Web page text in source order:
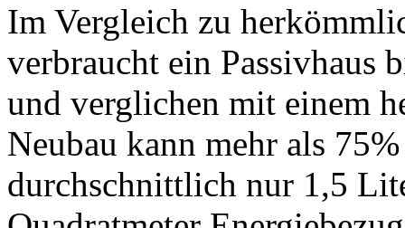
Im Vergleich zu
verbraucht ein Passivhaus
und verglichen mit einem
Neubau kann mehr als
durchschnittlich nur 1,5